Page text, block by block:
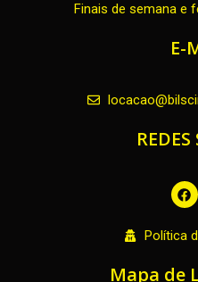
Finais de semana e
E-
F
a
b
o
Política
Mapa de